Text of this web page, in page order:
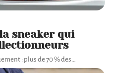
sneaker qui
: plus de 70 % des…